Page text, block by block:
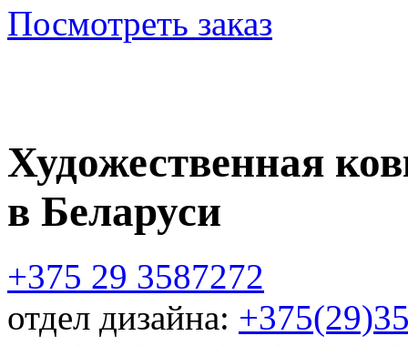
Посмотреть заказ
Художественная
в Беларуси
+375 29 3587272
отдел дизайна: